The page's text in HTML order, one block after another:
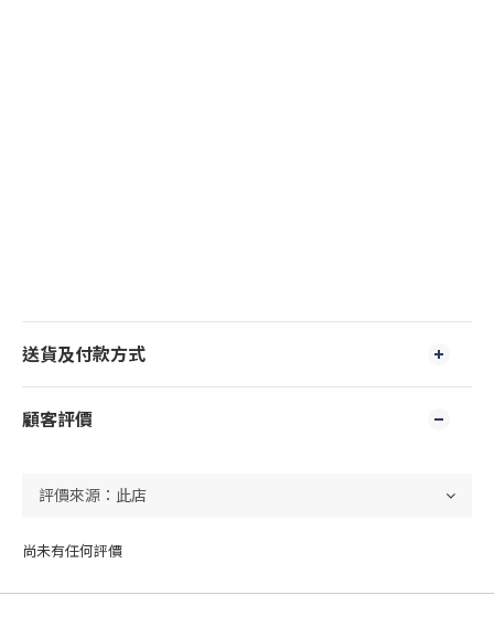
送貨及付款方式
顧客評價
尚未有任何評價